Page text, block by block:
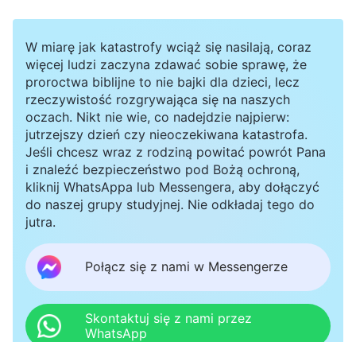
razem sprawdzałam kolejny obraz. Gdy
przyjrzałam mu się kilka razy, uznałam, że efekt
wizualny jest właściwy i potrzebna jest jedynie
niewielka modyfikacja. Jednak gdy przyjrzało mu
się kilka sióstr, wszystkie stwierdziły, że jego
tematyka jest niejasna i nie ma żadnej wartości.
W duchu nie zgadzałam się z ich punktem
widzenia i chciałam wyrazić swoją opinię, ale
potem pomyślałam: „Mają większy potencjał,
lepiej pojmują zasady i widzą problemy na
głębszym poziomie. Od dziecka jestem głupia i
mam mały potencjał, widocznie źle na ten obraz
W miarę jak katastrofy wciąż się nasilają, coraz
więcej ludzi zaczyna zdawać sobie sprawę, że
proroctwa biblijne to nie bajki dla dzieci, lecz
rzeczywistość rozgrywająca się na naszych
oczach. Nikt nie wie, co nadejdzie najpierw:
jutrzejszy dzień czy nieoczekiwana katastrofa.
Jeśli chcesz wraz z rodziną powitać powrót Pana
i znaleźć bezpieczeństwo pod Bożą ochroną,
kliknij WhatsAppa lub Messengera, aby dołączyć
do naszej grupy studyjnej. Nie odkładaj tego do
jutra.
Połącz się z nami w Messengerze
Skontaktuj się z nami przez
WhatsApp